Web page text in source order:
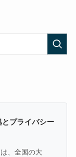
とプライバシー
、全国の大